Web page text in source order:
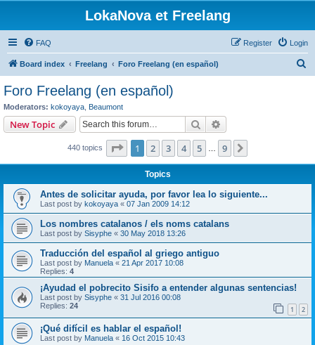
LokaNova et Freelang
FAQ Login
Register
Board index Freelang Foro Freelang (en español)
Foro Freelang (en español)
Moderators: kokoyaya Beaumont
New Topic Search
440 topics Page 1of 9
1 2 3 4 5 9
Topics
Antes de solicitar ayuda, por favor lea lo siguiente...
Last post by kokoyaya « 07 Jan 2009 14:12
Los nombres catalanos / els noms catalans
Last post by Sisyphe « 30 May 2018 13:26
Traducción del español al griego antiguo
Last post by Manuela « 21 Apr 2017 10:08
Replies: 4
¡Ayudad el pobrecito Sisifo a entender algunas sentencias!
Last post by Sisyphe « 31 Jul 2016 00:08
Replies: 24 1 2
¡Qué difícil es hablar el español!
Last post by Manuela « 16 Oct 2015 10:43